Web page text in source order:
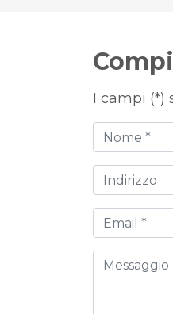
I campi (*)
Nome
Indirizzo
Email
Messaggio